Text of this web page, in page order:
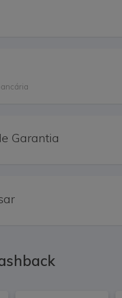
Garantia